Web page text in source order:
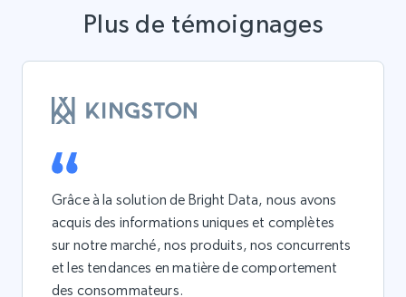
Plus de témoignages
Grâce à la solution de Bright Data, nous avons
acquis des informations uniques et complètes
sur notre marché, nos produits, nos concurrents
et les tendances en matière de comportement
des consommateurs.